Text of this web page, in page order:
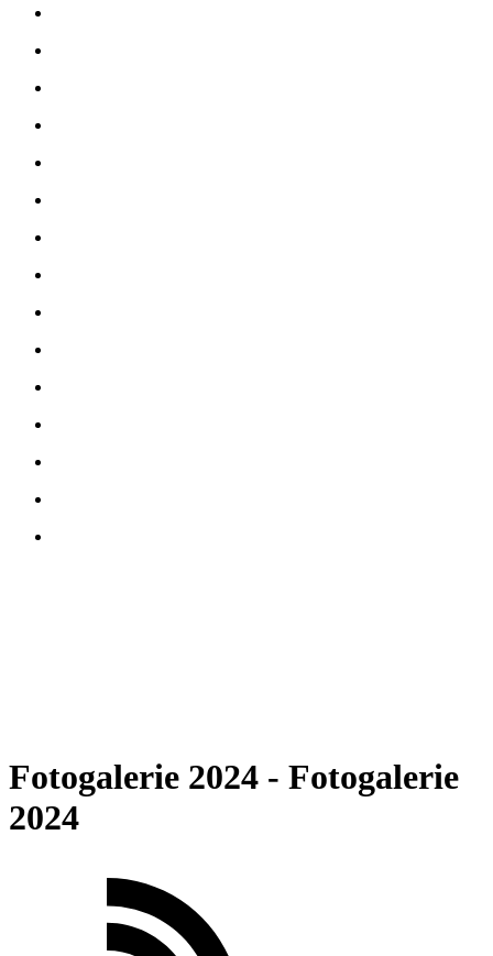
Fotogalerie 2024 - Fotogalerie
2024